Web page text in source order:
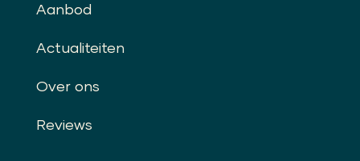
Aanbod
Actualiteiten
Over ons
Reviews